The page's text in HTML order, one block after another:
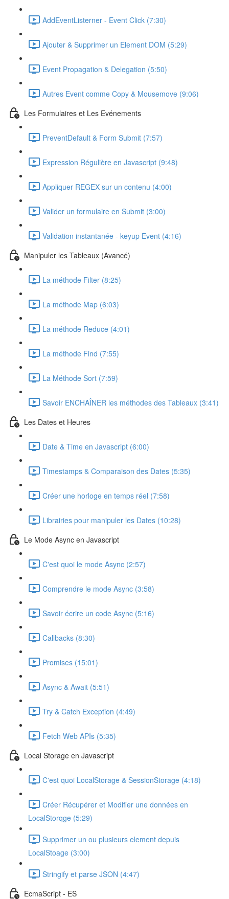
AddEventListerner - Event Click (7:30)
Ajouter & Supprimer un Element DOM (5:29)
Event Propagation & Delegation (5:50)
Autres Event comme Copy & Mousemove (9:06)
Les Formulaires et Les Evénements
PreventDefault & Form Submit (7:57)
Expression Régulière en Javascript (9:48)
Appliquer REGEX sur un contenu (4:00)
Valider un formulaire en Submit (3:00)
Validation instantanée - keyup Event (4:16)
Manipuler les Tableaux (Avancé)
La méthode Filter (8:25)
La méthode Map (6:03)
La méthode Reduce (4:01)
La méthode Find (7:55)
La Méthode Sort (7:59)
Savoir ENCHAÎNER les méthodes des Tableaux (3:41)
Les Dates et Heures
Date & Time en Javascript (6:00)
Timestamps & Comparaison des Dates (5:35)
Créer une horloge en temps réel (7:58)
Librairies pour manipuler les Dates (10:28)
Le Mode Async en Javascript
C'est quoi le mode Async (2:57)
Comprendre le mode Async (3:58)
Savoir écrire un code Async (5:16)
Callbacks (8:30)
Promises (15:01)
Async & Await (5:51)
Try & Catch Exception (4:49)
Fetch Web APIs (5:35)
Local Storage en Javascript
C'est quoi LocalStorage & SessionStorage (4:18)
Créer Récupérer et Modifier une données en
LocalStorqge (5:29)
Supprimer un ou plusieurs element depuis
LocalStoage (3:00)
Stringify et parse JSON (4:47)
EcmaScript - ES